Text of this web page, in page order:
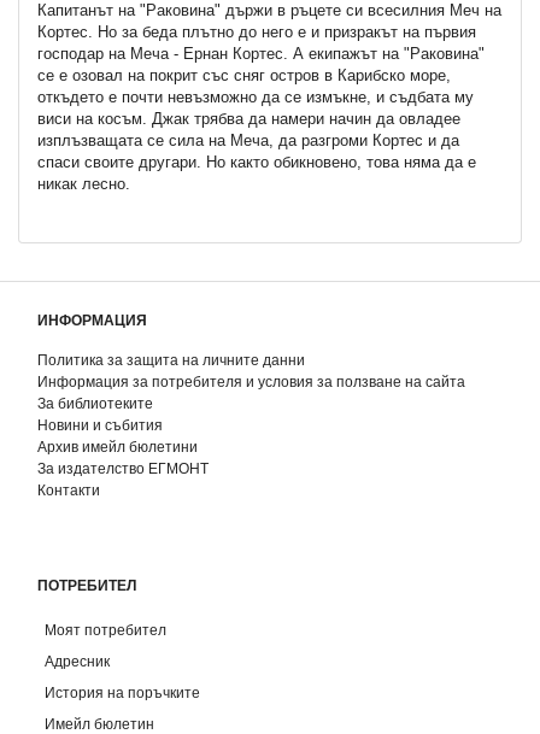
Капитанът на "Раковина" държи в ръцете си всесилния Меч на
Кортес. Но за беда плътно до него е и призракът на първия
господар на Меча - Ернан Кортес. А екипажът на "Раковина"
се е озовал на покрит със сняг остров в Карибско море,
откъдето е почти невъзможно да се измъкне, и съдбата му
виси на косъм. Джак трябва да намери начин да овладее
изплъзващата се сила на Меча, да разгроми Кортес и да
спаси своите другари. Но както обикновено, това няма да е
никак лесно.
ИНФОРМАЦИЯ
Политика за защита на личните данни
Информация за потребителя и условия за ползване на сайта
За библиотеките
Новини и събития
Архив имейл бюлетини
За издателство ЕГМОНТ
Контакти
ПОТРЕБИТЕЛ
Моят потребител
Адресник
История на поръчките
Имейл бюлетин